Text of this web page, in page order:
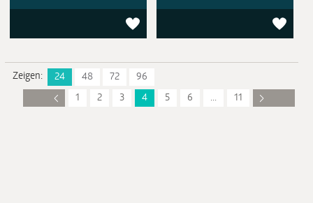
Zeigen: 24 48 72
96
1
2 3 4 5 6 ... 11